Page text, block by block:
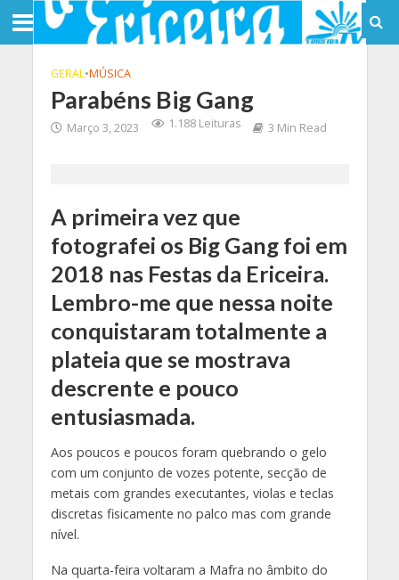
GERAL•MÚSICA
Parabéns Big Gang
Março 3, 2023 1.188 Leituras 3 Min Read
A primeira vez que
fotografei os Big Gang foi em
2018 nas Festas da Ericeira.
Lembro-me que nessa noite
conquistaram totalmente a
plateia que se mostrava
descrente e pouco
entusiasmada.
Aos poucos e poucos foram quebrando o gelo
com um conjunto de vozes potente, secção de
metais com grandes executantes, violas e teclas
discretas fisicamente no palco mas com grande
nível.
Na quarta-feira voltaram a Mafra no âmbito do